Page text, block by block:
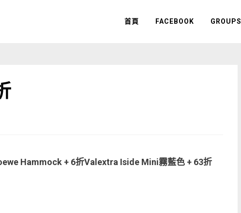
首頁 FACEBOOK GROUPS
Hammock + 6折Valextra Iside Mini霧藍色 + 63折